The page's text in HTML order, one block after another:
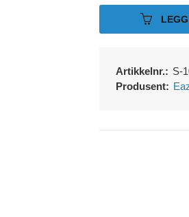
Artikkelnr.: S-
Produsent: